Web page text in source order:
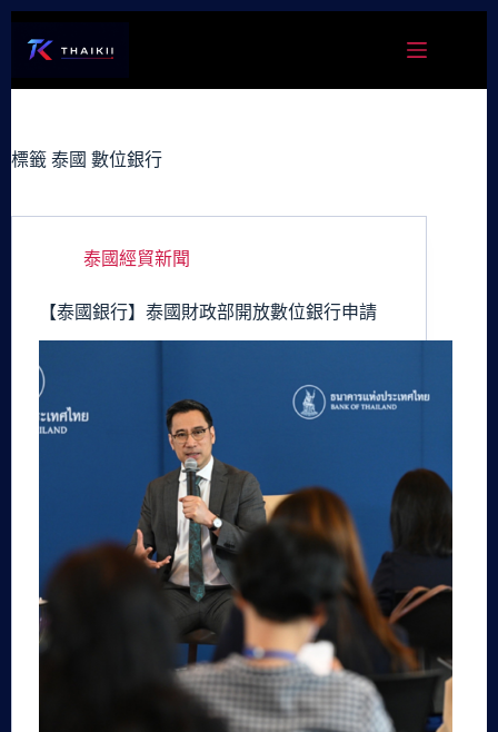
容
標籤 泰國 數位銀行
泰國經貿新聞
【泰國銀行】泰國財政部開放數位銀行申請